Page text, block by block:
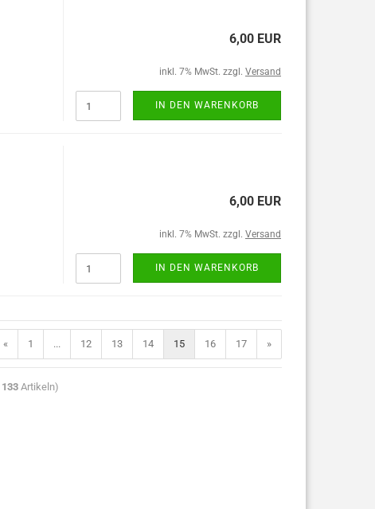
6,00 EUR
inkl. 7% MwSt. zzgl. Versand
IN DEN WARENKORB
6,00 EUR
inkl. 7% MwSt. zzgl. Versand
IN DEN WARENKORB
« 1 ... 12 13 14 15 16 17 »
133 Artikeln)